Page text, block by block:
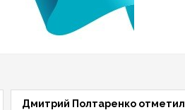
Дмитрий Полтаренко отметил